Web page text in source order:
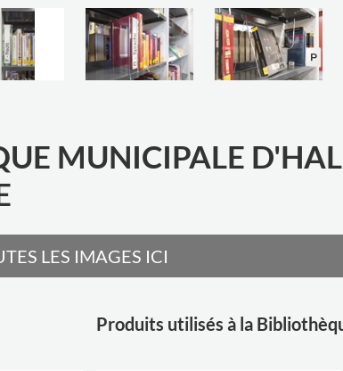
MUNICIPALE
LES IMAGES ICI
Produits utilisés à la